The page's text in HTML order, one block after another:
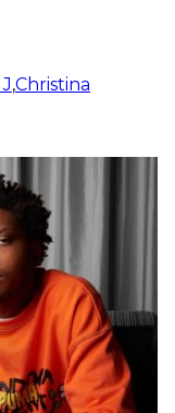
,Christina